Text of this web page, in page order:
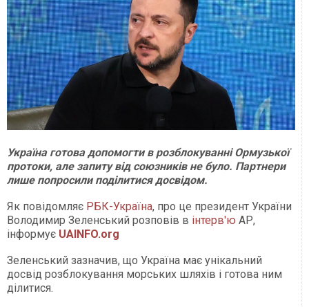
Україна готова допомогти в розблокуванні Ормузької
протоки, але запиту від союзників не було. Партнери
лише попросили поділитися досвідом.
Як повідомляє РБК-Україна, про це президент України
Володимир Зеленський розповів в інтерв'ю АР,
інформує UAINFO.org
Зеленський зазначив, що Україна має унікальний
досвід розблокування морських шляхів і готова ним
ділитися.